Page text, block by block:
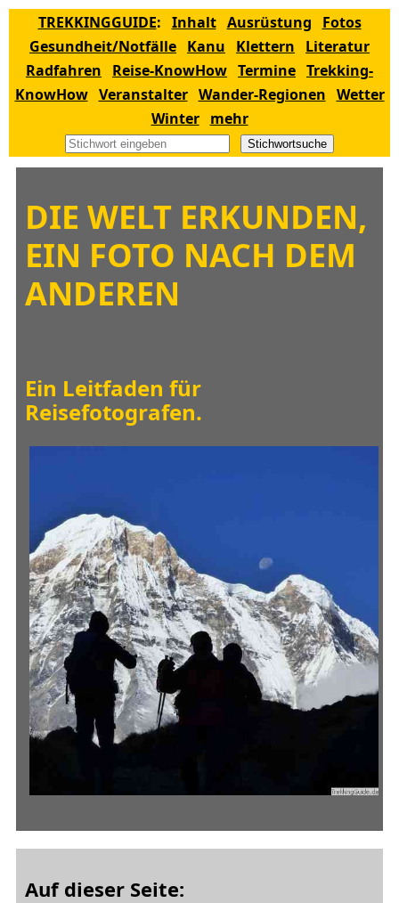
TREKKINGGUIDE: Inhalt Ausrüstung
Fotos
Gesundheit/Notfälle Kanu Klettern
Literatur
Radfahren
Reise-KnowHow Termine Trekking-
KnowHow Veranstalter Wander-Regionen Wetter
Winter
mehr
Stichwortsuche
DIE WELT ERKUNDEN,
EIN FOTO NACH DEM
ANDEREN
Ein Leitfaden für
Reisefotografen.
Auf dieser Seite: